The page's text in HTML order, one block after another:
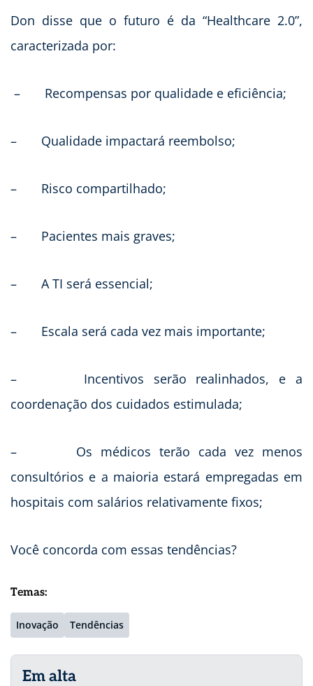
Don disse que o futuro é da “Healthcare 2.0”,
caracterizada por:
– Recompensas por qualidade e eficiência;
– Qualidade impactará reembolso;
– Risco compartilhado;
– Pacientes mais graves;
– A TI será essencial;
– Escala será cada vez mais importante;
– Incentivos serão realinhados, e a
coordenação dos cuidados estimulada;
– Os médicos terão cada vez menos
consultórios e a maioria estará empregadas em
hospitais com salários relativamente fixos;
Você concorda com essas tendências?
Temas:
Inovação Tendências
Em alta